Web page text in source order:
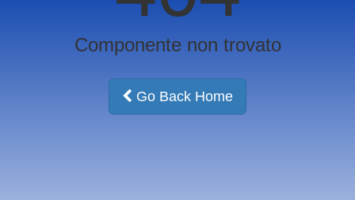
Componente non trovato
Go Back Home